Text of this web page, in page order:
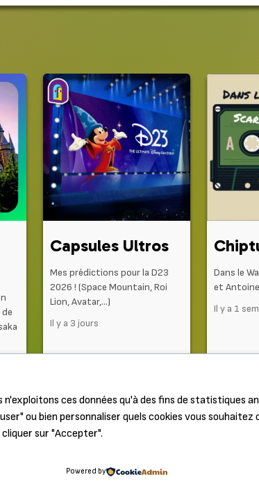
Capsules Ultros
Mes prédictions pour la D23
2026 ! (Space Mountain, Roi
Lion, Avatar,…)
Il y a 3 jours
Dans le
et
Il y a 1
Wakkun,Lakaelie,Jerell
ces données qu'à des fins de statistiques
ou bien personnaliser quels cookies vous souhaitez
sur "Accepter".
Powered by